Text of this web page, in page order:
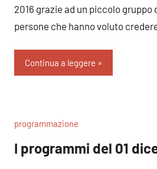
2016 grazie ad un piccolo gruppo
persone che hanno voluto
Continua a leggere
programmazione
I programmi del 01